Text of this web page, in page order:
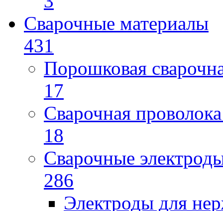
Сварочные материалы
431
Порошковая
17
Сварочная
18
Сварочные
286
Электроды для